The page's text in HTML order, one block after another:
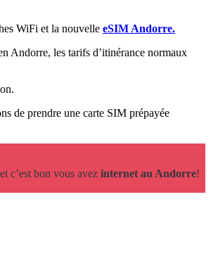
WiFi et la nouvelle eSIM Andorre.
Andorre, les tarifs d’itinérance normaux
de prendre une carte SIM prépayée
c’est bon vous avez internet au Andorre!